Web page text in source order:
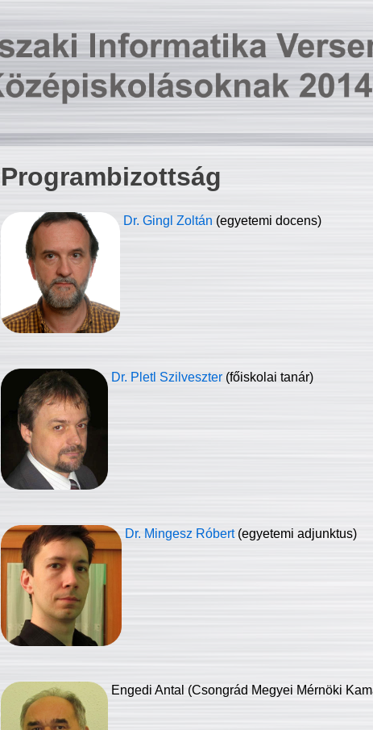
Programbizottság
Dr. Gingl Zoltán (egyetemi docens)
Dr. Pletl Szilveszter (főiskolai tanár)
Dr. Mingesz Róbert (egyetemi adjunktus)
Engedi Antal (Csongrád Megyei Mérnöki